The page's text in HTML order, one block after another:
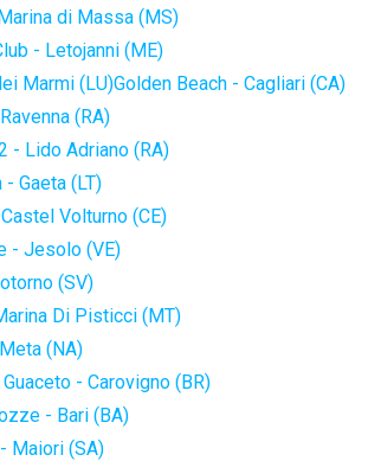
di Massa (MS)
- Letojanni (ME)
Marmi (LU)Golden Beach - Cagliari (CA)
(RA)
- Lido Adriano (RA)
Gaeta (LT)
Volturno (CE)
- Jesolo (VE)
(SV)
Di Pisticci (MT)
(NA)
- Carovigno (BR)
- Bari (BA)
Maiori (SA)